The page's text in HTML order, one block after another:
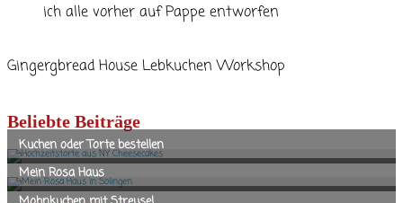
ich alle vorher auf Pappe entworfen
Gingergbread House Lebkuchen Workshop
Beliebte Beiträge